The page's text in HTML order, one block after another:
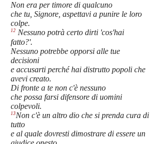
Non era per timore di qualcuno
che tu, Signore, aspettavi a punire le loro
colpe.
12 Nessuno potrà certo dirti 'cos'hai
fatto?'.
Nessuno potrebbe opporsi alle tue
decisioni
e accusarti perché hai distrutto popoli che
avevi creato.
Di fronte a te non c'è nessuno
che possa farsi difensore di uomini
colpevoli.
13Non c'è un altro dio che si prenda cura di
tutto
e al quale dovresti dimostrare di essere un